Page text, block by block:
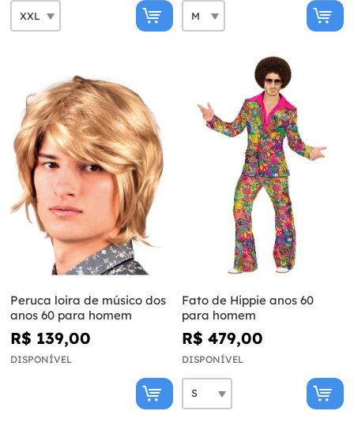
Peruca loira de músico dos
anos 60 para homem
R$ 139,00
DISPONÍVEL
Fato de Hippie anos 60
para homem
R$ 479,00
DISPONÍVEL